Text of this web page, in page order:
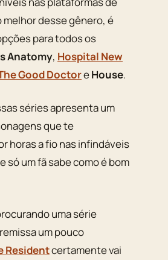
melhor desse gênero, é
para todos os
Anatomy, Hospital New
Good DoctoreHouse.
séries apresenta um
que te
horas a fio nas infindáveis
só um fã sabe como é bom
uma série
um pouco
Residentcertamente vai